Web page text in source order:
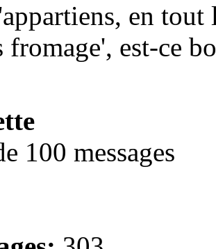
en tout
fromage', est-ce
100 messages